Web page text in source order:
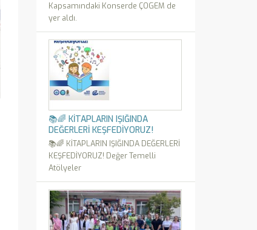
Kapsamındaki Konserde ÇOGEM de
yer aldı.
📚🌈 KİTAPLARIN IŞIĞINDA
DEĞERLERİ KEŞFEDİYORUZ!
📚🌈 KİTAPLARIN IŞIĞINDA DEĞERLERİ
KEŞFEDİYORUZ! Değer Temelli
Atölyeler